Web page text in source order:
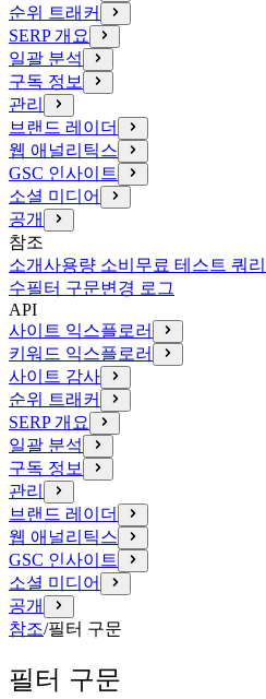
순위 트래커
SERP 개요
일괄 분석
구독 정보
관리
브랜드 레이더
웹 애널리틱스
GSC 인사이트
소셜 미디어
공개
참조
소개사용량 소비 무료 테스트 쿼리
수필터 구문변경 로그
API
사이트 익스플로러
키워드 익스플로러
사이트 감사
순위 트래커
SERP 개요
일괄 분석
구독 정보
관리
브랜드 레이더
웹 애널리틱스
GSC 인사이트
소셜 미디어
공개
참조/필터 구문
필터 구문